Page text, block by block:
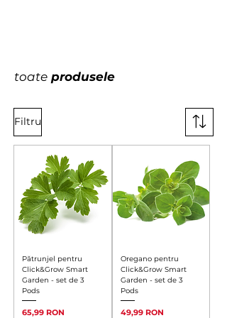
toate produsele
Filtru
Pătrunjel pentru
Click&Grow Smart
Garden - set de 3
Pods
Preț
65,99 RON
Oregano pentru
Click&Grow Smart
Garden - set de 3
Pods
Preț
49,99 RON